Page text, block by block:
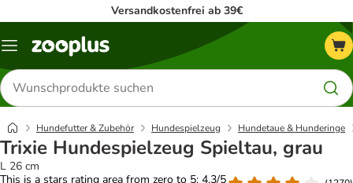
Versandkostenfrei ab 39€
Menü
Produkte
suchen
Hundefutter & Zubehör Hundespielzeug Hundetaue & Hunderinge
Trixie Hundespielzeug Spieltau, grau
L 26 cm
This is a stars rating area from zero to 5: 4.3/5